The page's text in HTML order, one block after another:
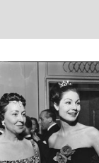
e con